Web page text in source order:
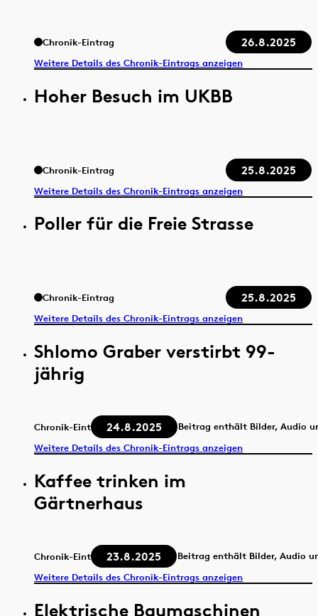
Chronik-Eintrag 26.8.2025
Weitere Details des Chronik-Eintrags anzeigen
Hoher Besuch im UKBB
Chronik-Eintrag 25.8.2025
Weitere Details des Chronik-Eintrags anzeigen
Poller für die Freie Strasse
Chronik-Eintrag 25.8.2025
Weitere Details des Chronik-Eintrags anzeigen
Shlomo Graber verstirbt 99-
jährig
Chronik-Eintrag 24.8.2025
Beitrag enthält Bilder, Audio
Weitere Details des Chronik-Eintrags anzeigen
Kaffee trinken im
Gärtnerhaus
Chronik-Eintrag 23.8.2025
Beitrag enthält Bilder, Audio
Weitere Details des Chronik-Eintrags anzeigen
Elektrische Baumaschinen